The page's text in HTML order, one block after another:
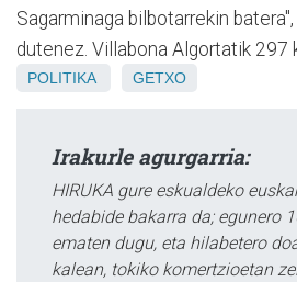
Sagarminaga bilbotarrekin
dutenez. Villabona Algortatik 297
POLITIKA GETXO
Irakurle agurgarria:
HIRUKA gure eskualdeko
hedabide bakarra da; egunero
ematen dugu, eta hilabetero
kalean, tokiko komertzioetan